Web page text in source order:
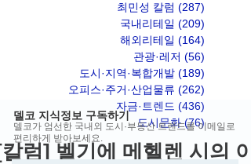
최민성 칼럼 (287)
국내리테일 (209)
해외리테일 (164)
관광·레저 (56)
도시·지역·복합개발 (189)
오피스·주거·산업물류 (262)
자금·트렌드 (436)
도시문화 (76)게시물 76
럼] 벨기에 메헬렌 시의 이
델코 지식정보 구독하기
델코가 엄선한 국내외 도시·부동산 트렌드를 이메일로
편리하게 받아보세요.